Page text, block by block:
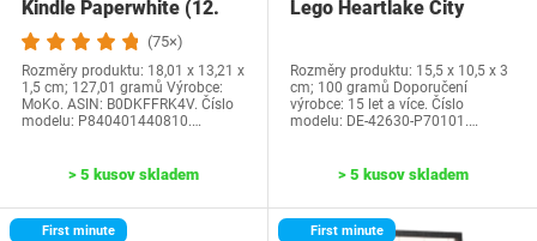
Kindle Paperwhite (12.
generácia-2024) a…
(75×)
Rozměry produktu: 18,01 x 13,21 x
1,5 cm; 127,01 gramů Výrobce:
MoKo. ASIN: B0DKFFRK4V. Číslo
modelu: P840401440810.…
> 5 kusov skladem
Lego Heartlake City
Rozměry produktu: 15,5 x 10,5 x 3
cm; 100 gramů Doporučení
výrobce: 15 let a více. Číslo
modelu: DE-42630-P70101.…
> 5 kusov skladem
First minute First minute